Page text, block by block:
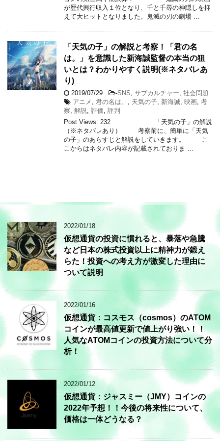
が歴代興行収入１位となり、千と千尋の神隠しを抑
えて大ヒットとなりました。鬼滅の刃の劇場 …
「天気の子」の解説と考察！「君の名
は。」を意識した新海誠監督の本当の狙
いとは？わかりやすく説明(※ネタバレあ
り)
2019/07/29 -SNS サブカルチャー 社会問題
アニメ
君の名は。 天気の子 新海誠 映画 考
察 解説 評価 評判
Post Views: 232 「天気の子」の解説
（※ネタバレあり） 考察前に、簡単に「天気
の子」のあらすじと解説をしていきます。 こ
こからはネタバレ内容が記載されておりま …
2022/01/18
仮想通貨の投資に慣れると、暴落や急騰
など日本の株式投資以上に精神力が鍛え
らた！投資への考え方が激変した理由に
ついて説明
2022/01/16
仮想通貨：コスモス（cosmos）のATOM
コインが最高値更新で値上がり強い！！
人気なATOMコインの投資方法について分
析！
2022/01/12
仮想通貨：ジャスミー（JMY）コインの
2022年予想！！今後の将来性について、
価格は一体どうなる？